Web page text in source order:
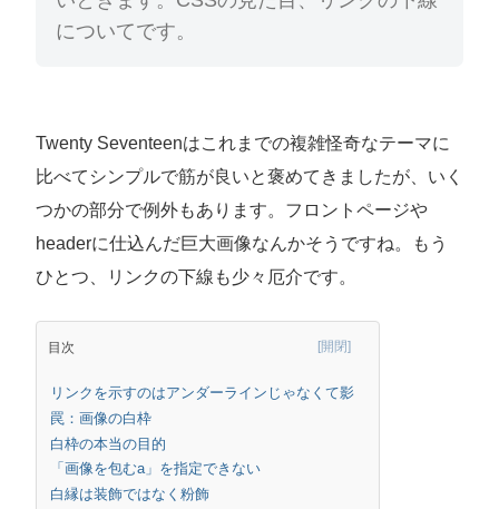
についてです。
Twenty Seventeenはこれまでの複雑怪奇なテーマに
比べてシンプルで筋が良いと褒めてきましたが、いく
つかの部分で例外もあります。フロントページや
headerに仕込んだ巨大画像なんかそうですね。もう
ひとつ、リンクの下線も少々厄介です。
目次
リンクを示すのはアンダーラインじゃなくて影
罠：画像の白枠
白枠の本当の目的
「画像を包むa」を指定できない
白縁は装飾ではなく粉飾